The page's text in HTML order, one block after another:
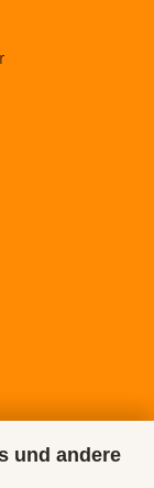
und andere